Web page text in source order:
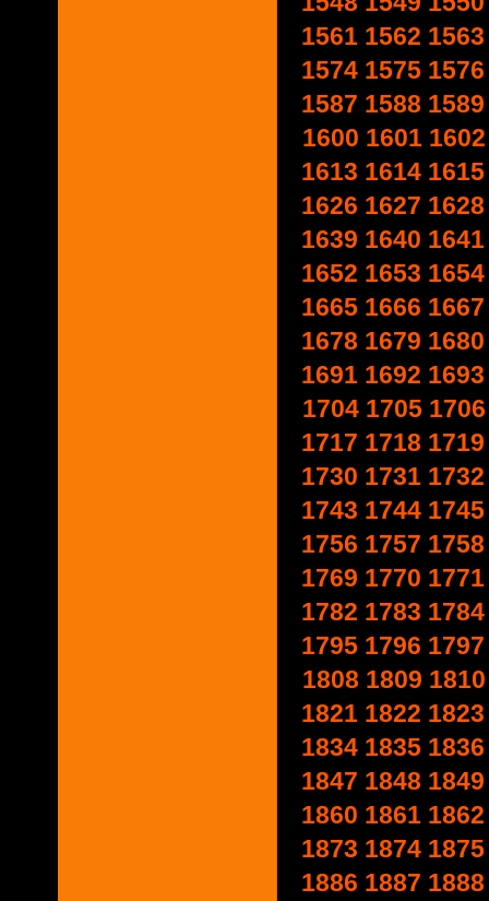
1561 1562 1563
1574 1575 1576
1587 1588 1589
1600 1601 1602
1613 1614 1615
1626 1627 1628
1639 1640 1641
1652 1653 1654
1665 1666 1667
1678 1679 1680
1691 1692 1693
1704 1705 1706
1717 1718 1719
1730 1731 1732
1743 1744 1745
1756 1757 1758
1769 1770 1771
1782 1783 1784
1795 1796 1797
1808 1809 1810
1821 1822 1823
1834 1835 1836
1847 1848 1849
1860 1861 1862
1873 1874 1875
1886 1887 1888